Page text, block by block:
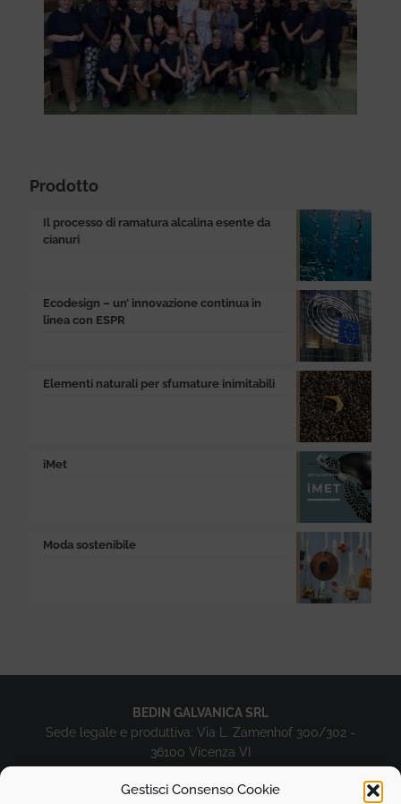
Gestisci Consenso Cookie
Prodotto
Il processo di ramatura alcalina esente da
cianuri
Ecodesign – un’ innovazione continua in
linea con ESPR
Elementi naturali per sfumature inimitabili
iMet
Moda sostenibile
BEDIN GALVANICA SRL
Sede legale e produttiva: Via L. Zamenhof 300/302 -
36100 Vicenza VI